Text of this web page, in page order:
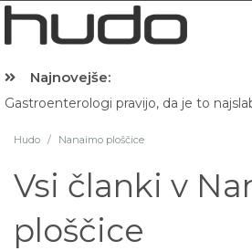
Najnovejše:
Gastroenterologi pravijo, da je to
Hudo / Nanaimo ploščice
Vsi članki v
ploščice